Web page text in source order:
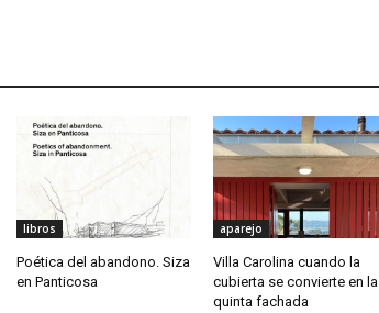
libros
Poética del abandono. Siza
en Panticosa
aparejo
Villa Carolina cuando la
cubierta se convierte en la
quinta fachada